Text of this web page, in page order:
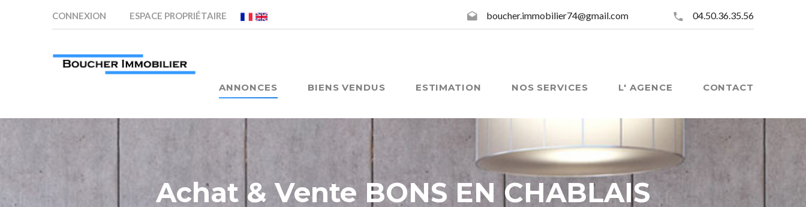
CONNEXION ESPACE PROPRIÉTAIRE boucher.immobilier74@gmail.com 04.50.36.35.56
ANNONCES BIENS VENDUS ESTIMATION NOS SERVICES L' AGENCE CONTACT
Achat & Vente BONS EN CHABLAIS